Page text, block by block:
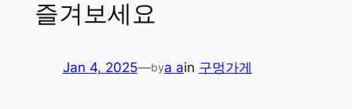
즐겨보세요
Jan 4, 2025—bya ain 구멍가게